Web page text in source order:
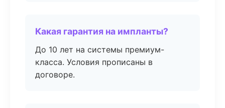
Какая гарантия на импланты?
До 10 лет на системы премиум-
класса. Условия прописаны в
договоре.